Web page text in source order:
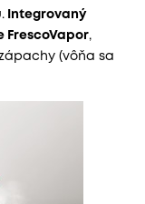
Integrovaný
FrescoVapor,
(vôňa sa